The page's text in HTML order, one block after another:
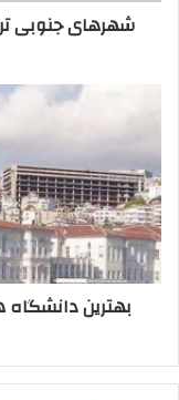
شهرهای جنوبی
بهترین دانشگاه